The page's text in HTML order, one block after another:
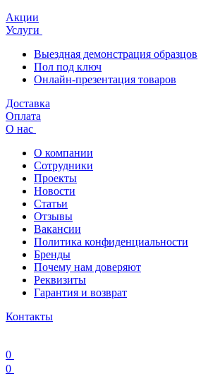
Акции
Услуги
Выездная демонстрация образцов
Пол под ключ
Онлайн-презентация товаров
Доставка
Оплата
О нас
О компании
Сотрудники
Проекты
Новости
Статьи
Отзывы
Вакансии
Политика конфиденциальности
Бренды
Почему нам доверяют
Реквизиты
Гарантия и возврат
Контакты
0
0